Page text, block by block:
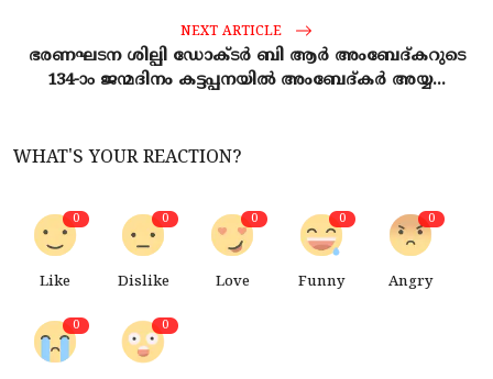
NEXT ARTICLE
ഭരണഘടന ശില്പി ഡോക്ടർ ബി ആർ അംബേദ്കറുടെ
134-ാം ജന്മദിനം കട്ടപ്പനയിൽ അംബേദ്കർ അയ്യ...
WHAT'S YOUR REACTION?
0
Like
0
Dislike
0
Love
0
Funny
0
Angry
0 0